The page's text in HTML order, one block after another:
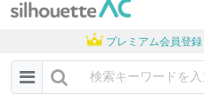
プレミアム会員登録